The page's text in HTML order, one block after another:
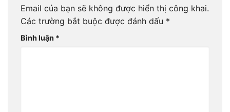
Email của bạn sẽ không được hiển thị công khai.
Các trường bắt buộc được đánh dấu *
Bình luận *